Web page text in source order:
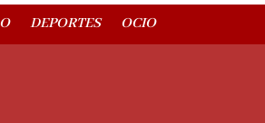
DEPORTES OCIO